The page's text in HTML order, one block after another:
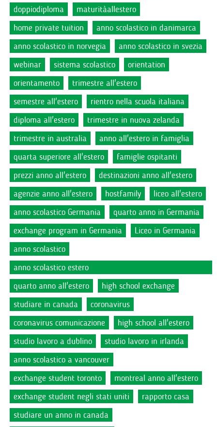
doppiodiploma
maturitàallestero
home private tuition
anno scolastico in danimarca
anno scolastico in norvegia
anno scolastico in svezia
webinar
sistema scolastico
orientation
orientamento
trimestre all'estero
semestre all'estero
rientro nella scuola italiana
diploma all'estero
trimestre in nuova zelanda
trimestre in australia
anno all'estero in famiglia
quarta superiore all'estero
famiglie ospitanti
prezzi anno all'estero
destinazioni anno all'estero
agenzie anno all'estero
hostfamily
liceo all'estero
anno scolastico Germania
quarto anno in Germania
exchange program in Germania
Liceo in Germania
anno scolastico
anno scolastico estero
quarto anno all'estero
high school exchange
studiare in canada
coronavirus
coronavirus comunicazione
high school all'estero
studio lavoro a dublino
studio lavoro in irlanda
anno scolastico a vancouver
exchange student toronto
montreal anno all'estero
exchange student negli stati uniti
rapporto casa
studiare un anno in canada